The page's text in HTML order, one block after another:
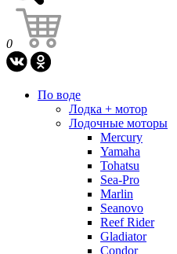
0
По воде
Лодка + мотор
Лодочные моторы
Mercury
Yamaha
Tohatsu
Sea-Pro
Marlin
Seanovo
Reef Rider
Gladiator
Condor